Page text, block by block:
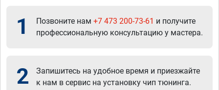
1 Позвоните нам +7 473 200-73-61 и получите
профессиональную консультацию у мастера.
2
Запишитесь на удобное время и приезжайте
к нам в сервис на установку чип тюнинга.